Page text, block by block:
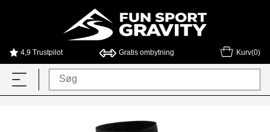
4,9 Trustpilot Gratis ombytning Kurv(0)